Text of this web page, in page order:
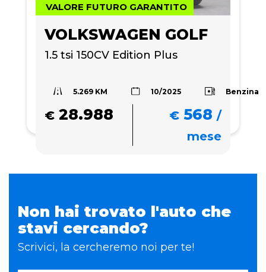
VALORE FUTURO GARANTITO
VOLKSWAGEN GOLF
1.5 tsi 150CV Edition Plus
5.269 KM 10/2025 Benzina
€ 28.988 € 568 /
mese
Non hai trovato l'auto che
stavi cercando?
Scrivici, la cercheremo noi per te!